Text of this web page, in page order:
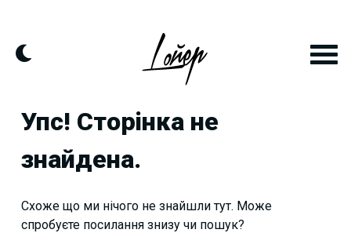
content
Упс! Сторінка не
знайдена.
Схоже що ми нічого не знайшли тут. Може
спробуєте посилання знизу чи пошук?